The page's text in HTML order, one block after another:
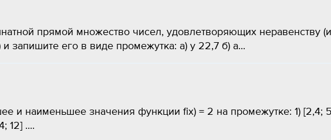
прямой множество чисел, удовлетворяющих неравенству
запишите его в виде промежутка: а) у 22,7 б) а...
и наименьшее значения функции fix) = 2 на промежутке: 1) [2,4;
12] ....